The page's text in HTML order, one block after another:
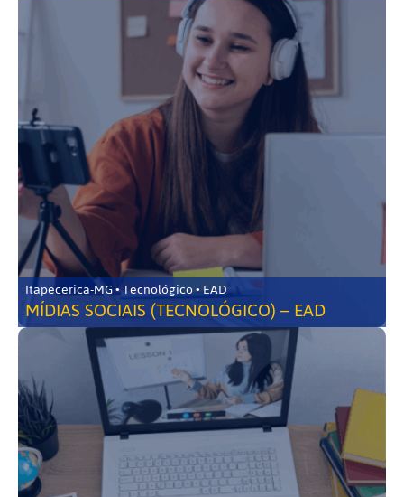
Itapecerica-MG • Tecnológico • EAD
MÍDIAS SOCIAIS (TECNOLÓGICO) – EAD